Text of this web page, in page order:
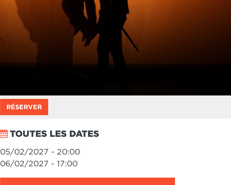
RÉSERVER
TOUTES LES DATES
05/02/2027 - 20:00
06/02/2027 - 17:00